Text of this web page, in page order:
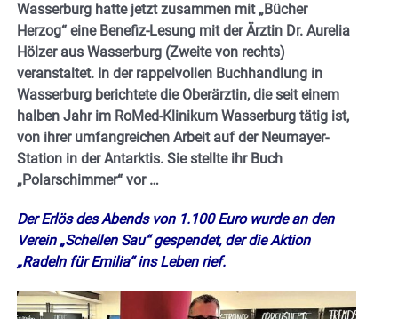
Wasserburg hatte jetzt zusammen mit „Bücher
Herzog“ eine Benefiz-Lesung mit der Ärztin Dr. Aurelia
Hölzer aus Wasserburg (Zweite von rechts)
veranstaltet. In der rappelvollen Buchhandlung in
Wasserburg berichtete die Oberärztin, die seit einem
halben Jahr im RoMed-Klinikum Wasserburg tätig ist,
von ihrer umfangreichen Arbeit auf der Neumayer-
Station in der Antarktis. Sie stellte ihr Buch
„Polarschimmer“ vor …
Der Erlös des Abends von 1.100 Euro wurde an den
Verein „Schellen Sau“ gespendet, der die Aktion
„Radeln für Emilia“ ins Leben rief.